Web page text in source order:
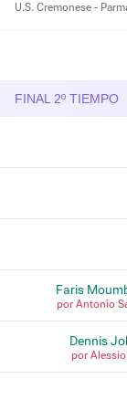
U.S. Cremonese -
FINAL 2º TIEMPO
Faris
por Antonio
Dennis
por